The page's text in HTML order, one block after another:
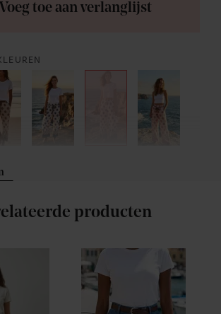
Voeg toe aan verlanglijst
producten